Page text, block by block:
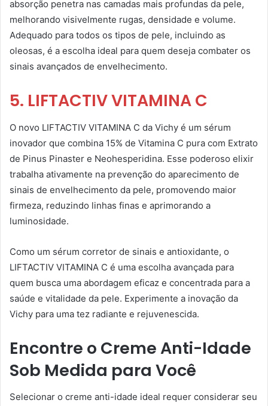
absorção penetra nas camadas mais profundas da pele,
melhorando visivelmente rugas, densidade e volume.
Adequado para todos os tipos de pele, incluindo as
oleosas, é a escolha ideal para quem deseja combater os
sinais avançados de envelhecimento.
5. LIFTACTIV VITAMINA C
O novo LIFTACTIV VITAMINA C da Vichy é um sérum
inovador que combina 15% de Vitamina C pura com Extrato
de Pinus Pinaster e Neohesperidina. Esse poderoso elixir
trabalha ativamente na prevenção do aparecimento de
sinais de envelhecimento da pele, promovendo maior
firmeza, reduzindo linhas finas e aprimorando a
luminosidade.
Como um sérum corretor de sinais e antioxidante, o
LIFTACTIV VITAMINA C é uma escolha avançada para
quem busca uma abordagem eficaz e concentrada para a
saúde e vitalidade da pele. Experimente a inovação da
Vichy para uma tez radiante e rejuvenescida.
Encontre o Creme Anti-Idade
Sob Medida para Você
Selecionar o creme anti-idade ideal requer considerar seu